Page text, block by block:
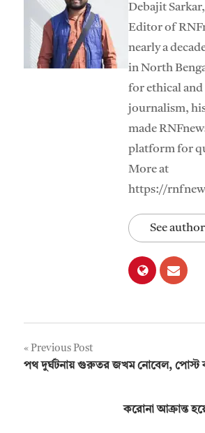
Debajit
Editor of
nearly a
in North
for ethical
journalism,
made
platform for
More at
https://
See
Post
Previous Post
পথ দুর্ঘটনায় গুরুতর জখম নোবেল, পোস্ট
করোনা আক্রান্ত